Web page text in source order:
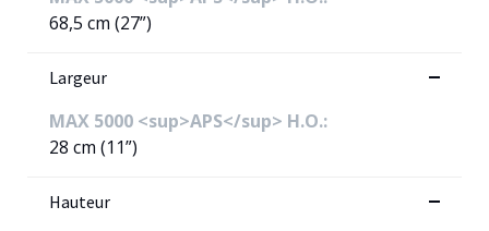
68,5 cm (27”)
Largeur
MAX 5000 <sup>APS</sup> H.O.:
28 cm (11”)
Hauteur